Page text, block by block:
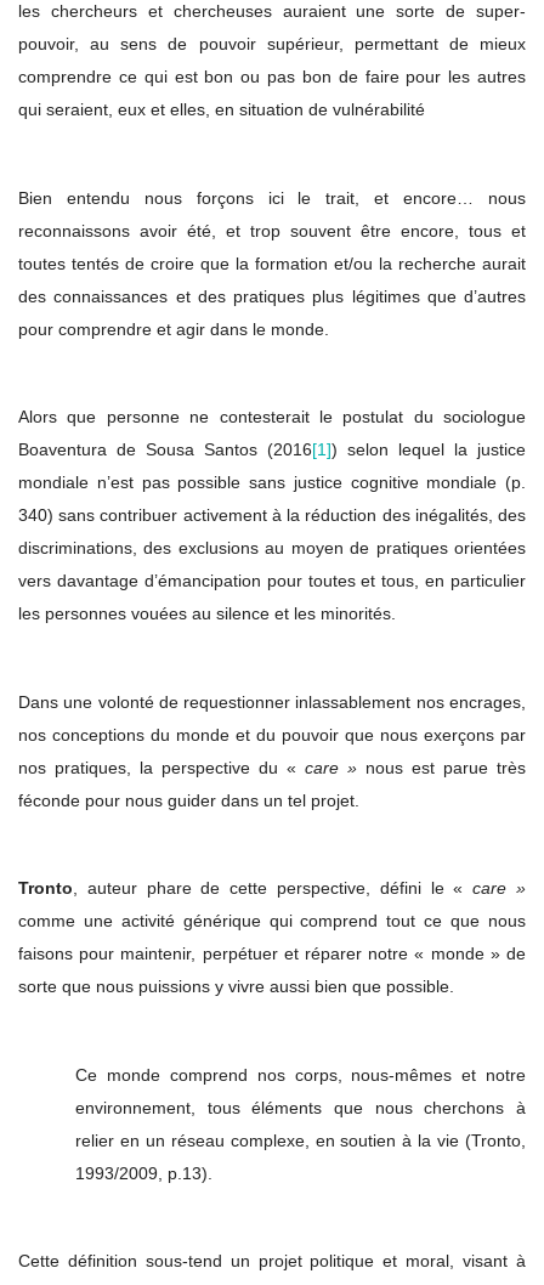
les chercheurs et chercheuses auraient une sorte de super-
pouvoir, au sens de pouvoir supérieur, permettant de mieux
comprendre ce qui est bon ou pas bon de faire pour les autres
qui seraient, eux et elles, en situation de vulnérabilité
Bien entendu nous forçons ici le trait, et encore… nous
reconnaissons avoir été, et trop souvent être encore, tous et
toutes tentés de croire que la formation et/ou la recherche aurait
des connaissances et des pratiques plus légitimes que d’autres
pour comprendre et agir dans le monde.
Alors que personne ne contesterait le postulat du sociologue
Boaventura de Sousa Santos (2016[1]) selon lequel la justice
mondiale n’est pas possible sans justice cognitive mondiale (p.
340) sans contribuer activement à la réduction des inégalités, des
discriminations, des exclusions au moyen de pratiques orientées
vers davantage d’émancipation pour toutes et tous, en particulier
les personnes vouées au silence et les minorités.
Dans une volonté de requestionner inlassablement nos encrages,
nos conceptions du monde et du pouvoir que nous exerçons par
nos pratiques, la perspective du « care » nous est parue très
féconde pour nous guider dans un tel projet.
Tronto , auteur phare de cette perspective, défini le «care »
comme une activité générique qui comprend tout ce que nous
faisons pour maintenir, perpétuer et réparer notre « monde » de
sorte que nous puissions y vivre aussi bien que possible.
Ce monde comprend nos corps, nous-mêmes et notre
environnement, tous éléments que nous cherchons à
relier en un réseau complexe, en soutien à la vie (Tronto,
1993/2009, p.13).
Cette définition sous-tend un projet politique et moral, visant à